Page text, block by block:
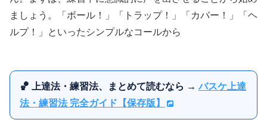
ましょう。「ボール！」「トラップ！」「カバー！」「ヘ
ルプ！」といったシンプルなコールから
🏀 上達法・練習法、まとめて読むなら →バスケ上達
法・練習法 完全ガイド【保存版】